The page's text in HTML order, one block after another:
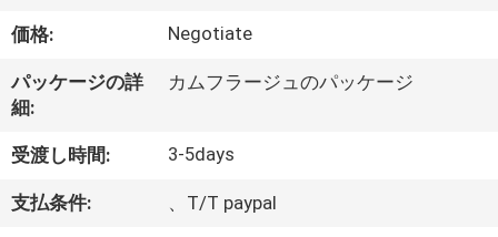
に
つ
い
て
価格: Negotiate
パッケージの詳
細:
カムフラージュのパッケージ
受渡し時間: 3-5days
支払条件: 、T/T paypal